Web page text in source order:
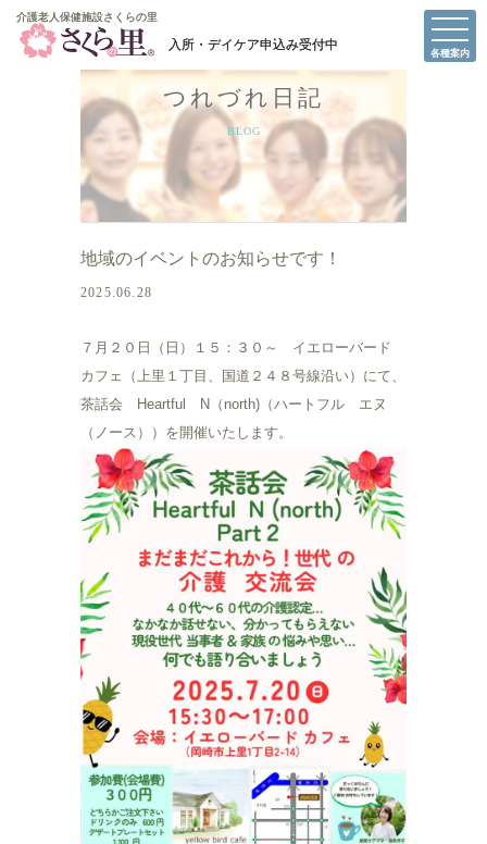
各種案内
介護老人保健施設さくらの里
介護老人保健施設さくらの里
つれづれ日記
BLOG
地域のイベントのお知らせです！
2025.06.28
７月２０日（日）１５：３０～ イエローバード
カフェ（上里１丁目、国道２４８号線沿い）にて、
茶話会 Heartful N（north)（ハートフル エヌ
（ノース））を開催いたします。